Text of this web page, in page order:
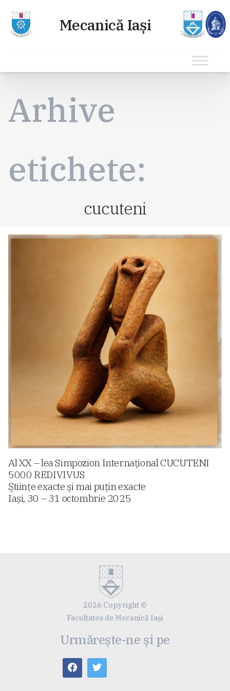
conținut
Arhive
etichete:
cucuteni
Al XX – lea Simpozion Internaţional CUCUTENI
5000 REDIVIVUS
Ştiinţe exacte şi mai puţin exacte
Iași, 30 – 31 octombrie 2025
2026 Copyright ©
Facultatea de Mecanică Iaşi
Urmărește-ne și pe